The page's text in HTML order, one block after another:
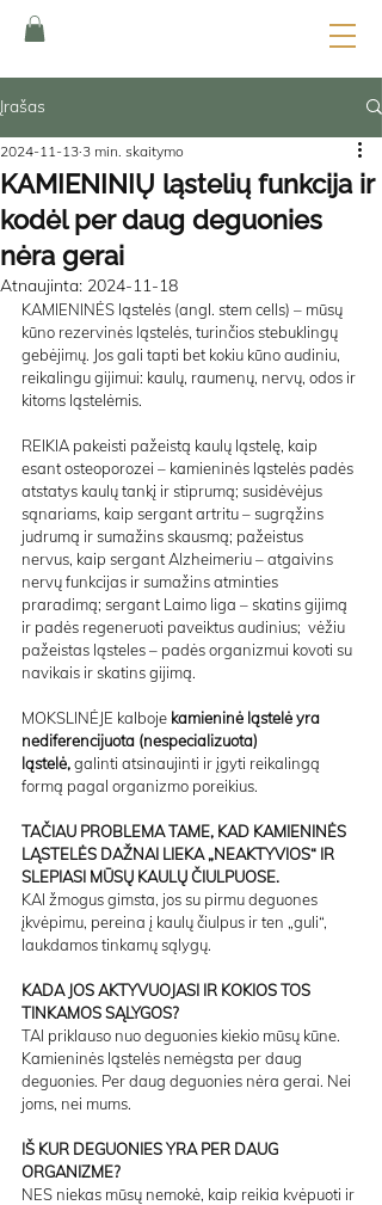
Įrašas
KAMIENINIŲ ląstelių funkcija ir
kodėl per daug deguonies
nėra gerai
2024-11-13 3 min. skaitymo
Atnaujinta: 2024-11-18
KAMIENINĖS ląstelės (angl. stem cells) – mūsų
kūno rezervinės ląstelės, turinčios stebuklingų
gebėjimų. Jos gali tapti bet kokiu kūno audiniu,
reikalingu gijimui: kaulų, raumenų, nervų, odos ir
kitoms ląstelėmis.
REIKIA pakeisti pažeistą kaulų ląstelę, kaip
esant osteoporozei – kamieninės ląstelės padės
atstatys kaulų tankį ir stiprumą; susidėvėjus
sąnariams, kaip sergant artritu – sugrąžins
judrumą ir sumažins skausmą; pažeistus
nervus, kaip sergant Alzheimeriu – atgaivins
nervų funkcijas ir sumažins atminties
praradimą; sergant Laimo liga – skatins gijimą
ir padės regeneruoti paveiktus audinius;  vėžiu
pažeistas ląsteles – padės organizmui kovoti su
navikais ir skatins gijimą.
MOKSLINĖJE kalboje kamieninė ląstelė yra
nediferencijuota (nespecializuota)
ląstelė, galinti atsinaujinti ir įgyti reikalingą
formą pagal organizmo poreikius.
TAČIAU PROBLEMA TAME, KAD KAMIENINĖS
LĄSTELĖS DAŽNAI LIEKA „NEAKTYVIOS“ IR
SLEPIASI MŪSŲ KAULŲ ČIULPUOSE.
KAI žmogus gimsta, jos su pirmu deguones
įkvėpimu, pereina į kaulų čiulpus ir ten „guli“,
laukdamos tinkamų sąlygų.
KADA JOS AKTYVUOJASI IR KOKIOS TOS
TINKAMOS SĄLYGOS?
TAI priklauso nuo deguonies kiekio mūsų kūne.
Kamieninės ląstelės nemėgsta per daug
deguonies. Per daug deguonies nėra gerai. Nei
joms, nei mums.
IŠ KUR DEGUONIES YRA PER DAUG
ORGANIZME?
NES niekas mūsų nemokė, kaip reikia kvėpuoti ir